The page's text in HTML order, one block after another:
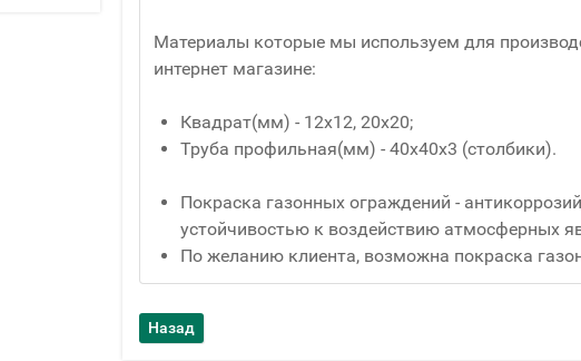
Материалы которые мы используем для
интернет магазине:
Квадрат(мм) - 12x12, 20x20;
Труба профильная(мм) - 40x40x3 (столбики).
Покраска газонных ограждений -
устойчивостью к воздействию атмосферных
По желанию клиента, возможна покраска